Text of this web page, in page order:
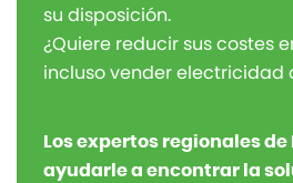
su disposición.
¿Quiere reducir sus costes
incluso vender electricidad
Los expertos regionales de
ayudarle a encontrar la